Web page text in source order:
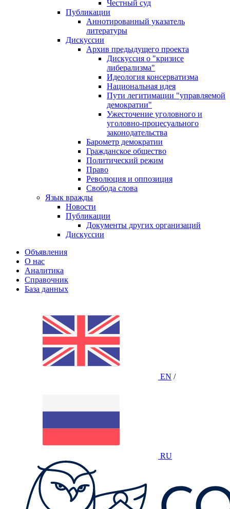
Честный суд
Публикации
Аннотированный указатель
литературы
Дискуссии
Архив предыдущего проекта
Дискуссия о "кризисе
либерализма"
Идеология консерватизма
Национальная идея
Пути легитимации "управляемой
демократии"
Ужесточение уголовного и
уголовно-процесуального
законодательства
Барометр демократии
Гражданское общество
Политический режим
Право
Революция и оппозиция
Свобода слова
Язык вражды
Новости
Публикации
Документы других организаций
Дискуссии
Объявления
О нас
Аналитика
Справочник
База данных
EN /
RU